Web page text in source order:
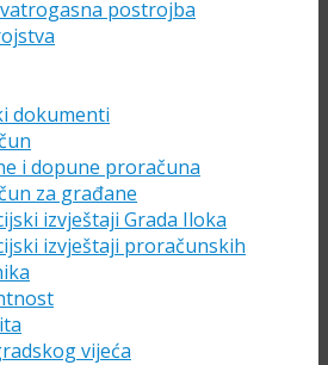
vatrogasna postrojba
dokumenti
i dopune proračuna
za građane
izvještaji Grada Iloka
izvještaji proračunskih
vijeća